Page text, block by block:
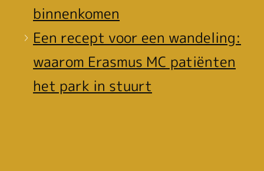
binnenkomen
Een recept voor een wandeling:
waarom Erasmus MC patiënten
het park in stuurt